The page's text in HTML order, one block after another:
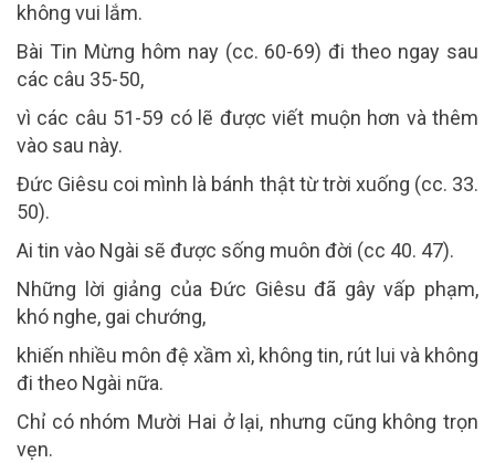
không vui lắm.
Bài Tin Mừng hôm nay (cc. 60-69) đi theo ngay sau
các câu 35-50,
vì các câu 51-59 có lẽ được viết muộn hơn và thêm
vào sau này.
Đức Giêsu coi mình là bánh thật từ trời xuống (cc. 33.
50).
Ai tin vào Ngài sẽ được sống muôn đời (cc 40. 47).
Những lời giảng của Đức Giêsu đã gây vấp phạm,
khó nghe, gai chướng,
khiến nhiều môn đệ xầm xì, không tin, rút lui và không
đi theo Ngài nữa.
Chỉ có nhóm Mười Hai ở lại, nhưng cũng không trọn
vẹn.